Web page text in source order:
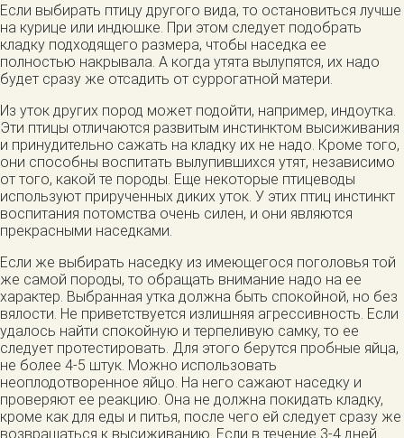
Если выбирать птицу другого вида, то остановиться лучше
на курице или индюшке. При этом следует подобрать
кладку подходящего размера, чтобы наседка ее
полностью накрывала. А когда утята вылупятся, их надо
будет сразу же отсадить от суррогатной матери.
Из уток других пород может подойти, например, индоутка.
Эти птицы отличаются развитым инстинктом высиживания
и принудительно сажать на кладку их не надо. Кроме того,
они способны воспитать вылупившихся утят, независимо
от того, какой те породы. Еще некоторые птицеводы
используют прирученных диких уток. У этих птиц инстинкт
воспитания потомства очень силен, и они являются
прекрасными наседками.
Если же выбирать наседку из имеющегося поголовья той
же самой породы, то обращать внимание надо на ее
характер. Выбранная утка должна быть спокойной, но без
вялости. Не приветствуется излишняя агрессивность. Если
удалось найти спокойную и терпеливую самку, то ее
следует протестировать. Для этого берутся пробные яйца,
не более 4-5 штук. Можно использовать
неоплодотворенное яйцо. На него сажают наседку и
проверяют ее реакцию. Она не должна покидать кладку,
кроме как для еды и питья, после чего ей следует сразу же
возвращаться к высиживанию. Если в течение 3-4 дней